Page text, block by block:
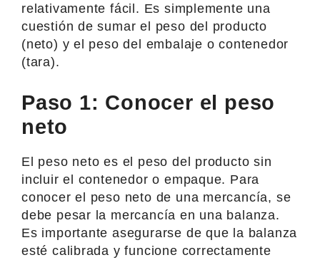
relativamente fácil. Es simplemente una
cuestión de sumar el peso del producto
(neto) y el peso del embalaje o contenedor
(tara).
Paso 1: Conocer el peso
neto
El peso neto es el peso del producto sin
incluir el contenedor o empaque. Para
conocer el peso neto de una mercancía, se
debe pesar la mercancía en una balanza.
Es importante asegurarse de que la balanza
esté calibrada y funcione correctamente